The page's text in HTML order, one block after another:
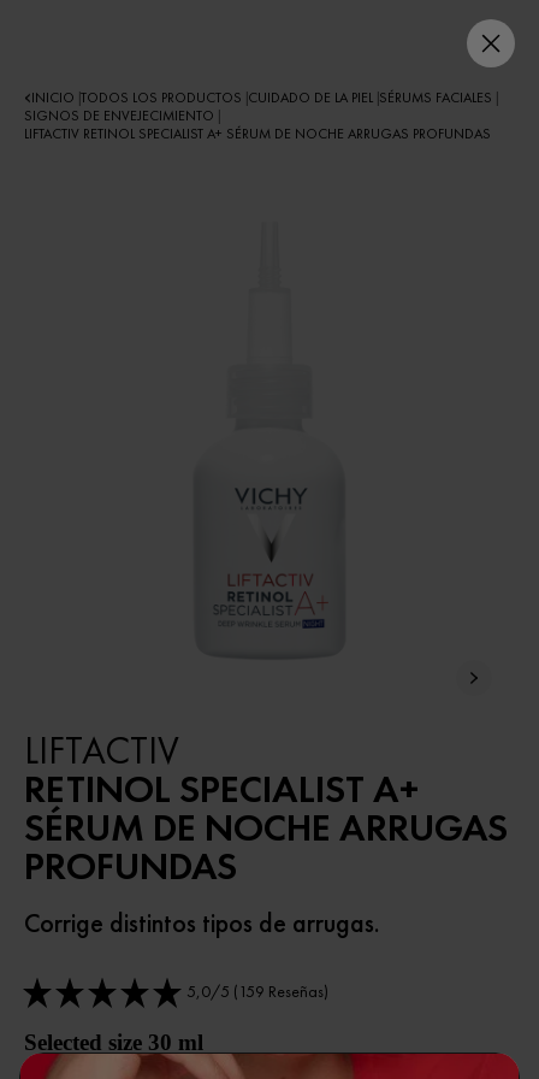
INICIO TODOS LOS PRODUCTOS CUIDADO DE LA PIEL SÉRUMS FACIALES
SIGNOS DE ENVEJECIMIENTO
LIFTACTIV RETINOL SPECIALIST A+ SÉRUM DE NOCHE ARRUGAS PROFUNDAS
LIFTACTIV
RETINOL SPECIALIST A+
SÉRUM DE NOCHE ARRUGAS
PROFUNDAS
Corrige distintos tipos de arrugas.
5,0/5 (159 Reseñas)
Selected size 30 ml